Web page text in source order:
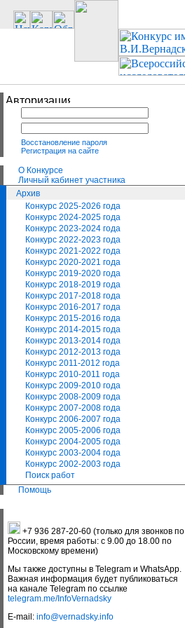
Восстановление пароля
Регистрация на сайте
О Конкурсе
Личный кабинет участника
Архив
Конкурс 2025-2026 года
Конкурс 2024-2025 года
Конкурс 2023-2024 года
Конкурс 2022-2023 года
Конкурс 2021-2022 года
Конкурс 2020-2021 года
Конкурс 2019-2020 года
Конкурс 2018-2019 года
Конкурс 2017-2018 года
Конкурс 2016-2017 года
Конкурс 2015-2016 года
Конкурс 2014-2015 года
Конкурс 2013-2014 года
Конкурс 2012-2013 года
Конкурс 2011-2012 года
Конкурс 2010-2011 года
Конкурс 2009-2010 года
Конкурс 2008-2009 года
Конкурс 2007-2008 года
Конкурс 2006-2007 года
Конкурс 2005-2006 года
Конкурс 2004-2005 года
Конкурс 2003-2004 года
Конкурс 2002-2003 года
Поиск работ
Помощь
+7 936 287-20-60 (только для звонков по
России, время работы: с 9.00 до 18.00 по
Московскому времени)
Мы также доступны в Telegram и WhatsApp.
Важная информация будет публиковаться
на канале Telegram по ссылке
telegram.me/InfoVernadsky
E-mail: info@vernadsky.info